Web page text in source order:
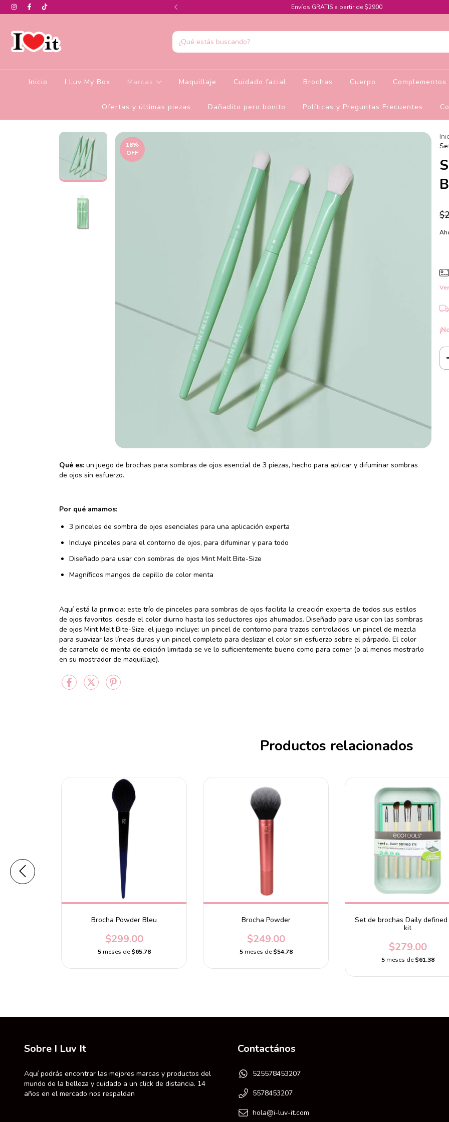
de descuento en la colección de Glamlite Envíos GRATIS a partir de $2900
Inicio I Luv My Box Marcas Maquillaje Cuidado facial Brochas Cuerpo
Ofertas y últimas piezas Dañadito pero bonito Políticas y Preguntas Frecuentes
18%
OFF
Qué es: un juego de brochas para sombras de ojos esencial de 3 piezas, hecho para aplicar y difuminar sombras
de ojos sin esfuerzo.
Por qué amamos:
3 pinceles de sombra de ojos esenciales para una aplicación experta
Incluye pinceles para el contorno de ojos, para difuminar y para todo
Diseñado para usar con sombras de ojos Mint Melt Bite-Size
Magníficos mangos de cepillo de color menta
Aquí está la primicia: este trío de pinceles para sombras de ojos facilita la creación experta de todos sus estilos
de ojos favoritos, desde el color diurno hasta los seductores ojos ahumados. Diseñado para usar con las sombras
de ojos Mint Melt Bite-Size, el juego incluye: un pincel de contorno para trazos controlados, un pincel de mezcla
para suavizar las líneas duras y un pincel completo para deslizar el color sin esfuerzo sobre el párpado. El color
de caramelo de menta de edición limitada se ve lo suficientemente bueno como para comer (o al menos mostrarlo
en su mostrador de maquillaje).
Productos relacionados
Brocha Powder Bleu
$299.00
5 meses de$65.78
Brocha Powder
$249.00
5 meses de$54.78
Set de brochas Daily defined
kit
$279.00
5 meses de$61.38
Sobre I Luv It
Aquí podrás encontrar las mejores marcas y productos del
mundo de la belleza y cuidado a un click de distancia. 14
años en el mercado nos respaldan
Contactános
525578453207
5578453207
hola@i-luv-it.com